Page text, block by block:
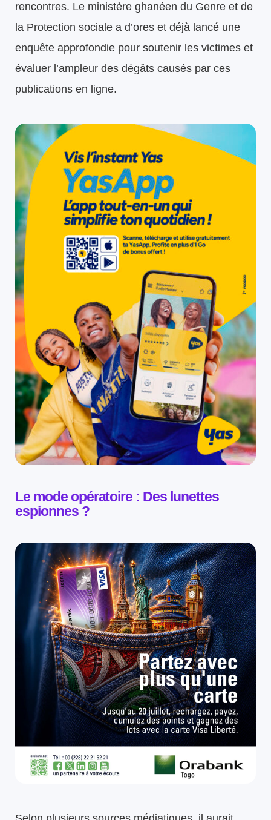
rencontres. Le ministère ghanéen du Genre et de
la Protection sociale a d’ores et déjà lancé une
enquête approfondie pour soutenir les victimes et
évaluer l’ampleur des dégâts causés par ces
publications en ligne.
Le mode opératoire : Des lunettes
espionnes ?